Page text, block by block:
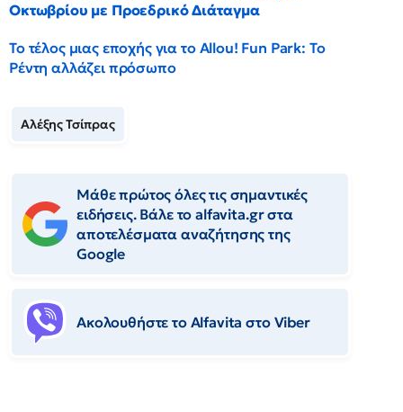
Οκτωβρίου με Προεδρικό Διάταγμα
Το τέλος μιας εποχής για το Allou! Fun Park: Το
Ρέντη αλλάζει πρόσωπο
Αλέξης Τσίπρας
Μάθε πρώτος όλες τις σημαντικές
ειδήσεις. Βάλε το alfavita.gr στα
αποτελέσματα αναζήτησης της
Google
Ακολουθήστε το Αlfavita στο Viber